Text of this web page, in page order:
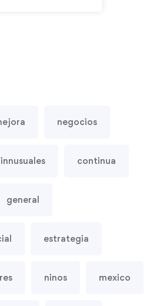
negocios
innusuales continua
general
estrategia
ninos mexico